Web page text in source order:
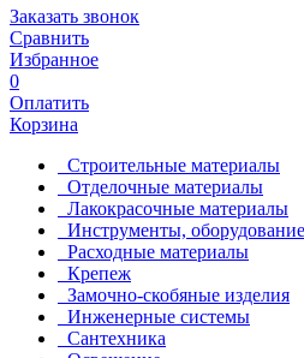
Заказать звонок
Сравнить
Избранное
0
Оплатить
Корзина
Строительные материалы
Отделочные материалы
Лакокрасочные материалы
Инструменты, оборудование
Расходные материалы
Крепеж
Замочно-скобяные изделия
Инженерные системы
Сантехника